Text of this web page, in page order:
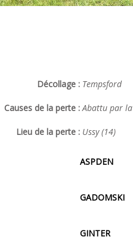
Décollage : Tempsford
Causes de la perte :Abattu par la
Lieu de la perte : Ussy (14)
ASPDEN
GADOMSKI
GINTER